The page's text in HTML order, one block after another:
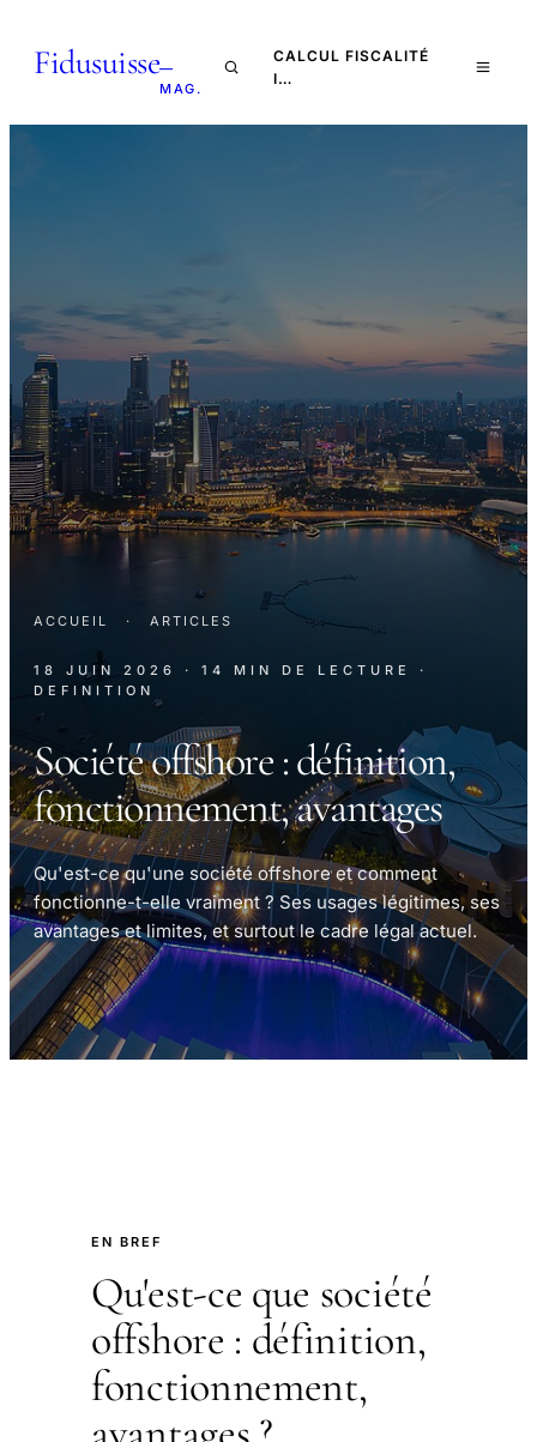
Fidusuisse—
MAG.
CALCUL FISCALITÉ
I…
ACCUEIL · ARTICLES
18 JUIN 2026 · 14 MIN DE LECTURE
·
DEFINITION
Société offshore : définition,
fonctionnement, avantages
Qu'est-ce qu'une société offshore et comment
fonctionne-t-elle vraiment ? Ses usages légitimes, ses
avantages et limites, et surtout le cadre légal actuel.
EN BREF
Qu'est-ce que société
offshore : définition,
fonctionnement,